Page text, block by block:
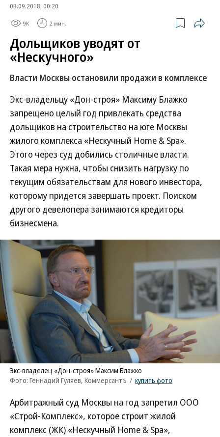
03.09.2018, 00:20
9K 2 мин.
Дольщиков уводят от
«Нескучного»
Власти Москвы остановили продажи в комплексе
Экс-владельцу «Дон-строя» Максиму Блажко
запрещено целый год привлекать средства
дольщиков на строительство на юге Москвы
жилого комплекса «Нескучный Home & Spa».
Этого через суд добились столичные власти.
Такая мера нужна, чтобы снизить нагрузку по
текущим обязательствам для нового инвестора,
которому придется завершать проект. Поиском
другого девелопера занимаются кредиторы
бизнесмена.
Экс-владелец «Дон-строя» Максим Блажко
Фото: Геннадий Гуляев, Коммерсантъ / купить фото
Арбитражный суд Москвы на год запретил ООО
«Строй-Комплекс», которое строит жилой
комплекс (ЖК) «Нескучный Home & Spa»,